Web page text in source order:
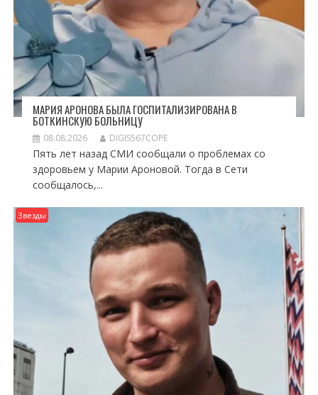
МАРИЯ АРОНОВА БЫЛА ГОСПИТАЛИЗИРОВАНА В
БОТКИНСКУЮ БОЛЬНИЦУ
08.08.2026 DIGIS567COPE
Пять лет назад СМИ сообщали о проблемах со
здоровьем у Марии Ароновой. Тогда в Сети
сообщалось,...
Звезды